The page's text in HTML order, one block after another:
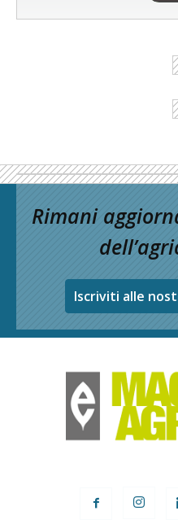
Rimani
Iscriviti alle